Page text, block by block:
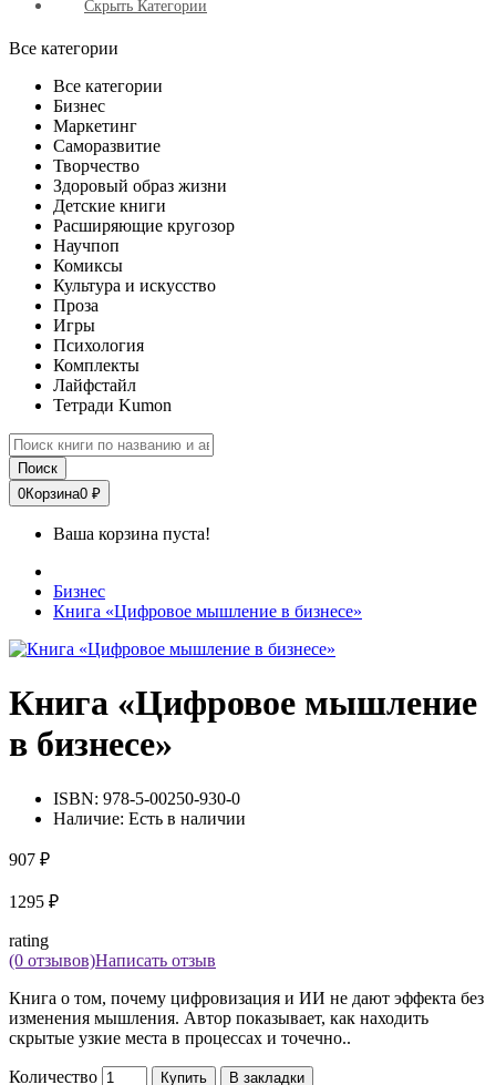
Скрыть Категории
Все категории
Все категории
Бизнес
Маркетинг
Саморазвитие
Творчество
Здоровый образ жизни
Детские книги
Расширяющие кругозор
Научпоп
Комиксы
Культура и искусство
Проза
Игры
Психология
Комплекты
Лайфстайл
Тетради Kumon
Поиск
0Корзина0 ₽
Ваша корзина пуста!
Бизнес
Книга «Цифровое мышление в бизнесе»
Книга «Цифровое мышление
в бизнесе»
ISBN: 978-5-00250-930-0
Наличие: Есть в наличии
907 ₽
1295 ₽
rating
(0 отзывов)Написать отзыв
Книга о том, почему цифровизация и ИИ не дают эффекта без
изменения мышления. Автор показывает, как находить
скрытые узкие места в процессах и точечно..
Количество Купить В закладки